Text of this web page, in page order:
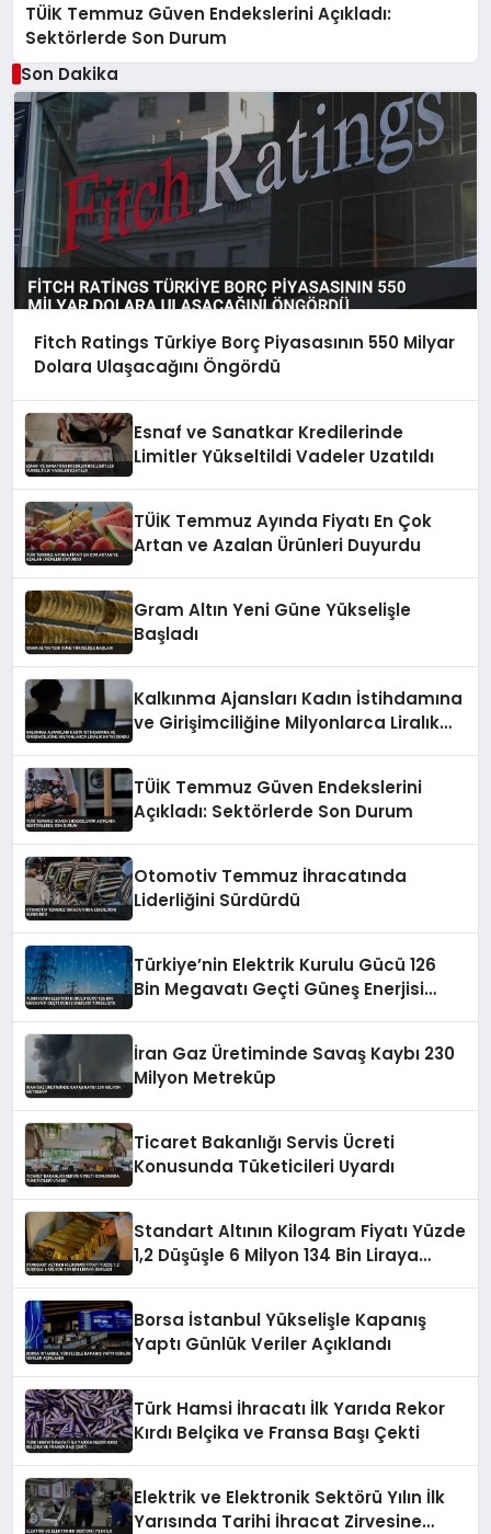
TÜİK Temmuz Güven Endekslerini Açıkladı:
Sektörlerde Son Durum
Son Dakika
Fitch Ratings Türkiye Borç Piyasasının 550 Milyar
Dolara Ulaşacağını Öngördü
Esnaf ve Sanatkar Kredilerinde
Limitler Yükseltildi Vadeler Uzatıldı
TÜİK Temmuz Ayında Fiyatı En Çok
Artan ve Azalan Ürünleri Duyurdu
Gram Altın Yeni Güne Yükselişle
Başladı
Kalkınma Ajansları Kadın İstihdamına
ve Girişimciliğine Milyonlarca Liralık
TÜİK Temmuz Güven Endekslerini
Açıkladı: Sektörlerde Son Durum
Otomotiv Temmuz İhracatında
Liderliğini Sürdürdü
Türkiye’nin Elektrik Kurulu Gücü 126
Bin Megavatı Geçti Güneş Enerjisi
İran Gaz Üretiminde Savaş Kaybı 230
Milyon Metreküp
Ticaret Bakanlığı Servis Ücreti
Konusunda Tüketicileri Uyardı
Standart Altının Kilogram Fiyatı Yüzde
1,2 Düşüşle 6 Milyon 134 Bin Liraya
Borsa İstanbul Yükselişle Kapanış
Yaptı Günlük Veriler Açıklandı
Türk Hamsi İhracatı İlk Yarıda Rekor
Kırdı Belçika ve Fransa Başı Çekti
Elektrik ve Elektronik Sektörü Yılın İlk
Yarısında Tarihi İhracat Zirvesine